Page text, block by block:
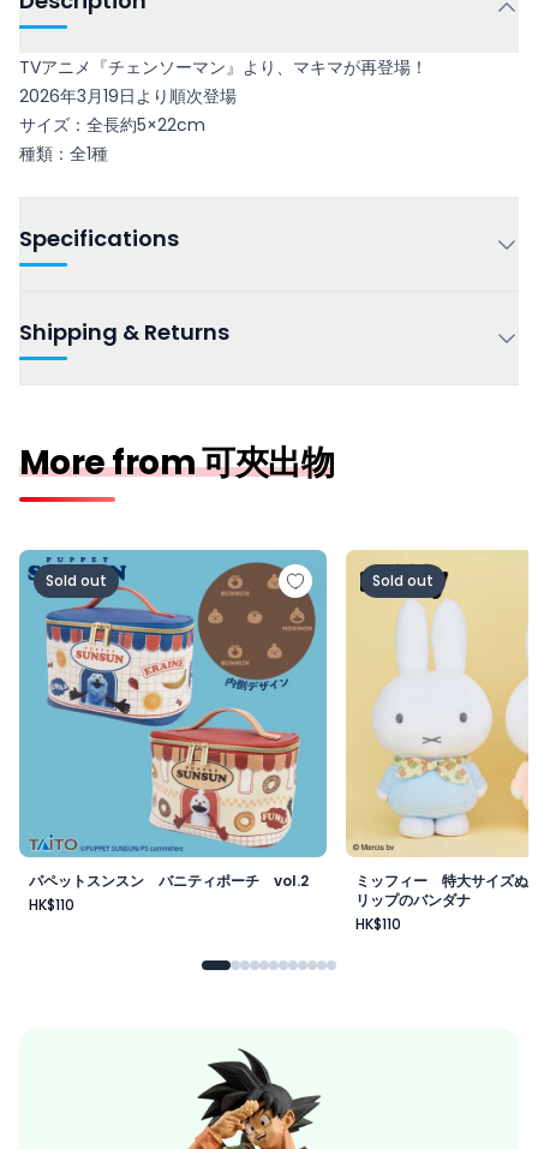
TVアニメ『チェンソーマン』より、マキマが再登場！
2026年3月19日より順次登場
サイズ：全長約5×22cm
種類：全1種
Specifications
Shipping & Returns
More from 可夾出物
パペットスンスン バニティポーチ vol.2
Sold out
パペットスンスン バニティポーチ vol.2
HK$110
ミッフィー 特大サ
Sold out
ミッフィー 特大サイズぬ
リップのバンダナ
HK$110